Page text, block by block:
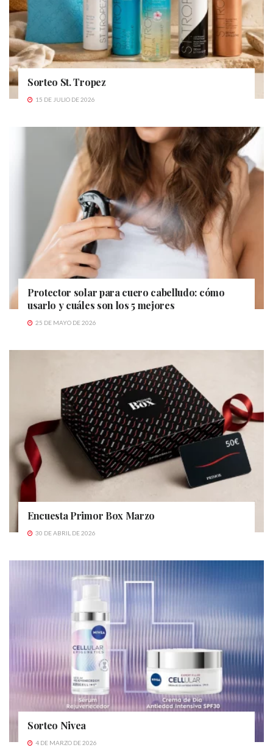
Sorteo St. Tropez
15 DE JULIO DE 2026
Protector solar para cuero cabelludo: cómo
usarlo y cuáles son los 5 mejores
25 DE MAYO DE 2026
Encuesta Primor Box Marzo
30 DE ABRIL DE 2026
Sorteo Nivea
4 DE MARZO DE 2026